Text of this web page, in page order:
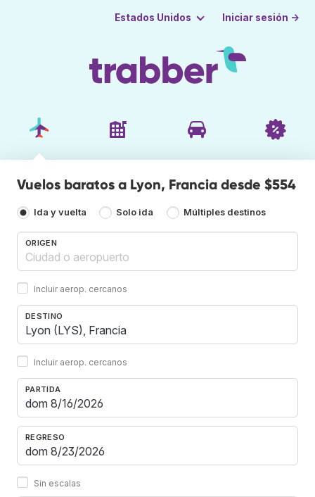
Estados Unidos Iniciar sesión →
Vuelos baratos a Lyon, Francia desde $554
Ida y vuelta Solo ida Múltiples destinos
ORIGEN
Incluir aerop. cercanos
DESTINO
Incluir aerop. cercanos
PARTIDA
REGRESO
Sin escalas